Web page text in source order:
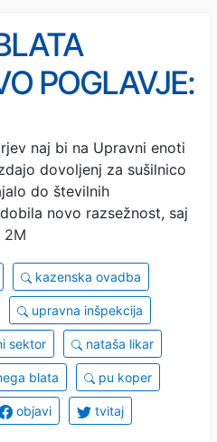
POGLAVJE:
kazenska
naj bi na Upravni enoti
dovoljenj za sušilnico
do številnih
novo razsežnost, saj
2M
kazenska ovadba
upravna inšpekcija
sektor nataša likar
blata pu koper
objavi tvitaj